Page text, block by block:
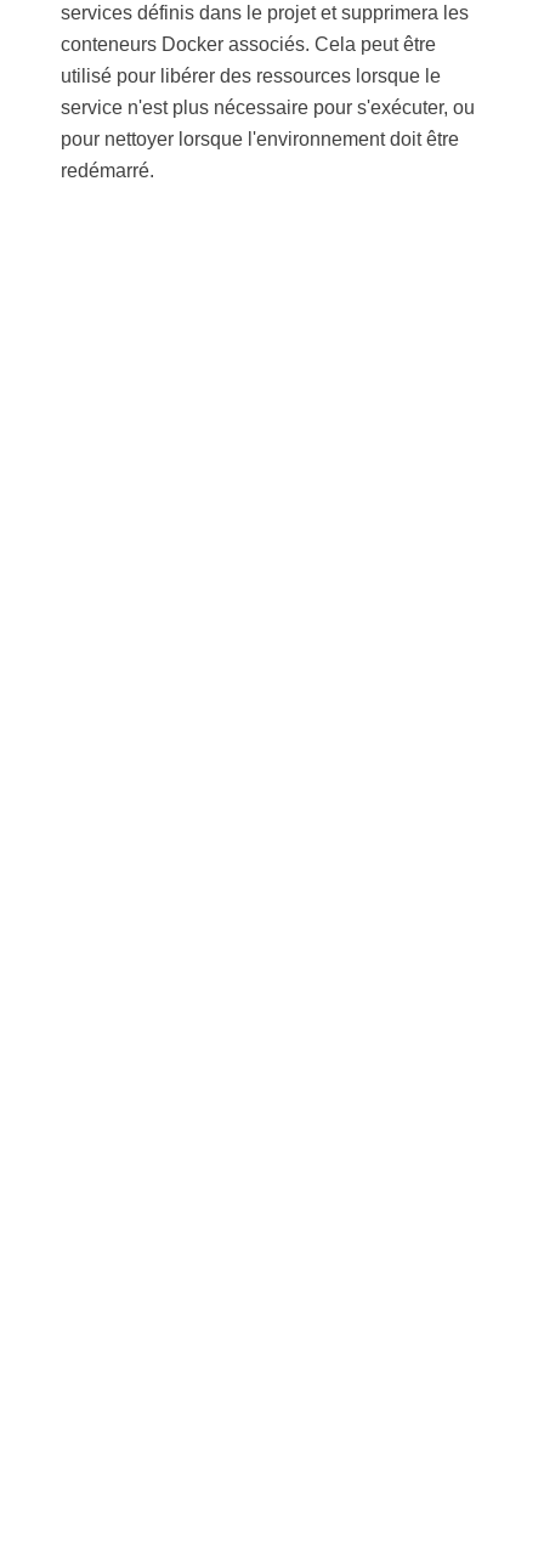
services définis dans le projet et supprimera les
conteneurs Docker associés. Cela peut être
utilisé pour libérer des ressources lorsque le
service n'est plus nécessaire pour s'exécuter, ou
pour nettoyer lorsque l'environnement doit être
redémarré.